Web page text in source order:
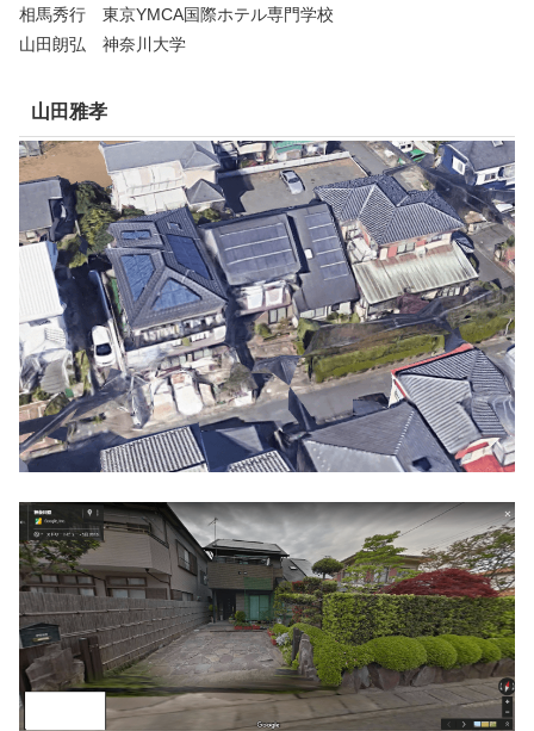
相馬秀行 東京YMCA国際ホテル専門学校
山田朗弘 神奈川大学
山田雅孝